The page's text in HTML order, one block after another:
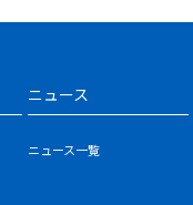
ニュース
ニュース一覧